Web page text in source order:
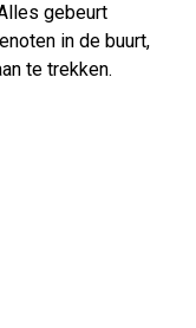
gebeurt
in de buurt,
te trekken.